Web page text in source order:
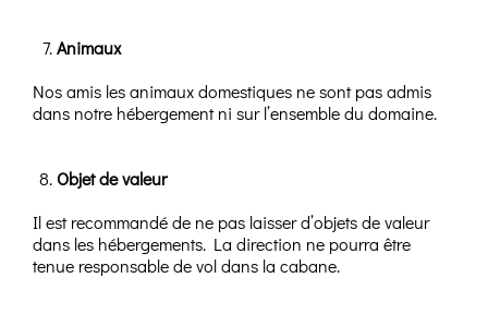
Animaux
Nos amis les animaux domestiques ne sont pas admis
dans notre hébergement ni sur l’ensemble du domaine.
Objet de valeur
Il est recommandé de ne pas laisser d’objets de valeur
dans les hébergements. La direction ne pourra être
tenue responsable de vol dans la cabane.